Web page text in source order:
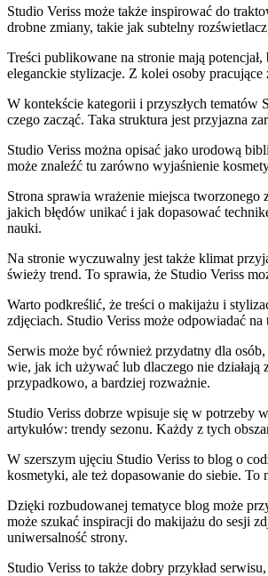
Studio Veriss może także inspirować do
drobne zmiany, takie jak subtelny
Treści publikowane na stronie mają
eleganckie stylizacje. Z kolei osoby
W kontekście kategorii i przyszłych
czego zacząć. Taka struktura jest przyjazna
Studio Veriss można opisać jako urodową
może znaleźć tu zarówno wyjaśnienie
Strona sprawia wrażenie miejsca
jakich błędów unikać i jak dopasować
nauki.
Na stronie wyczuwalny jest także klimat
świeży trend. To sprawia, że Studio Veriss
Warto podkreślić, że treści o makijażu i
zdjęciach. Studio Veriss może odpowiadać
Serwis może być również przydatny dla
wie, jak ich używać lub dlaczego nie
przypadkowo, a bardziej rozważnie.
Studio Veriss dobrze wpisuje się w potrzeby
artykułów: trendy sezonu. Każdy z tych
W szerszym ujęciu Studio Veriss to blog o
kosmetyki, ale też dopasowanie do siebie.
Dzięki rozbudowanej tematyce blog może
może szukać inspiracji do makijażu do sesji
uniwersalność strony.
Studio Veriss to także dobry przykład